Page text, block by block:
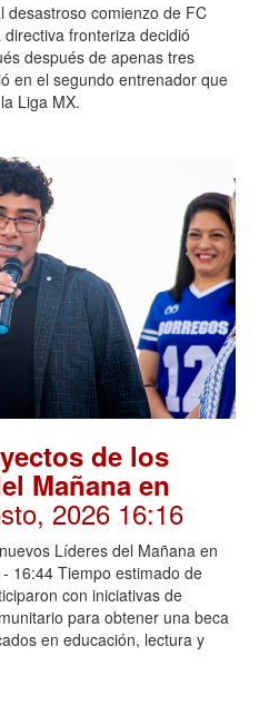
desastroso comienzo de FC
fronteriza decidió
después de apenas tres
en el segundo entrenador que
Liga MX.
de los
Mañana en
2026 16:16
Líderes del Mañana en
16:44 Tiempo estimado de
con iniciativas de
para obtener una beca
en educación, lectura y